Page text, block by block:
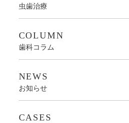
虫歯治療
COLUMN
歯科コラム
NEWS
お知らせ
CASES